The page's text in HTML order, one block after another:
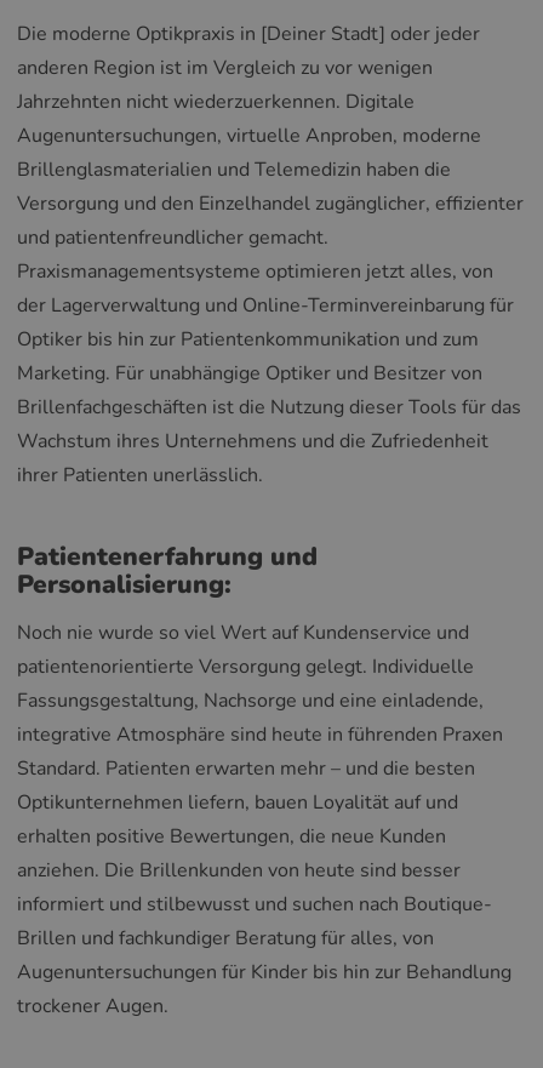
Die moderne Optikpraxis in [Deiner Stadt] oder jeder
anderen Region ist im Vergleich zu vor wenigen
Jahrzehnten nicht wiederzuerkennen. Digitale
Augenuntersuchungen, virtuelle Anproben, moderne
Brillenglasmaterialien und Telemedizin haben die
Versorgung und den Einzelhandel zugänglicher, effizienter
und patientenfreundlicher gemacht.
Praxismanagementsysteme optimieren jetzt alles, von
der Lagerverwaltung und Online-Terminvereinbarung für
Optiker bis hin zur Patientenkommunikation und zum
Marketing. Für unabhängige Optiker und Besitzer von
Brillenfachgeschäften ist die Nutzung dieser Tools für das
Wachstum ihres Unternehmens und die Zufriedenheit
ihrer Patienten unerlässlich.
Patientenerfahrung und
Personalisierung:
Noch nie wurde so viel Wert auf Kundenservice und
patientenorientierte Versorgung gelegt. Individuelle
Fassungsgestaltung, Nachsorge und eine einladende,
integrative Atmosphäre sind heute in führenden Praxen
Standard. Patienten erwarten mehr – und die besten
Optikunternehmen liefern, bauen Loyalität auf und
erhalten positive Bewertungen, die neue Kunden
anziehen. Die Brillenkunden von heute sind besser
informiert und stilbewusst und suchen nach Boutique-
Brillen und fachkundiger Beratung für alles, von
Augenuntersuchungen für Kinder bis hin zur Behandlung
trockener Augen.